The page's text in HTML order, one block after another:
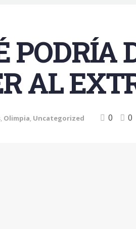
PODRÍA
AL
Olimpia Uncategorized 0 0